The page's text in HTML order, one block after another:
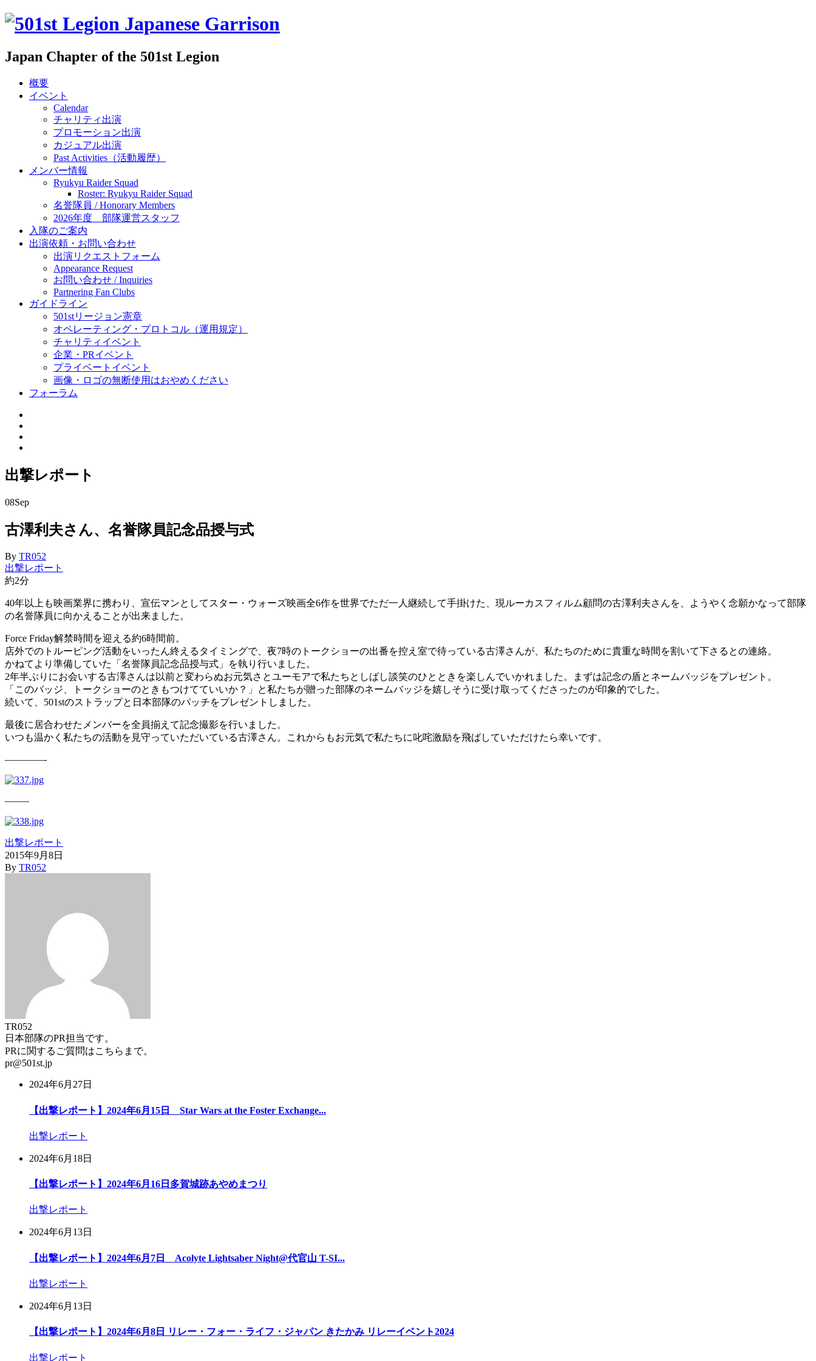
Japan Chapter of the 501st Legion
概要
イベント
Calendar
チャリティ出演
プロモーション出演
カジュアル出演
Past Activities（活動履歴）
メンバー情報
Ryukyu Raider Squad
Roster: Ryukyu Raider Squad
名誉隊員 / Honorary Members
2026年度 部隊運営スタッフ
入隊のご案内
出演依頼・お問い合わせ
出演リクエストフォーム
Appearance Request
お問い合わせ / Inquiries
Partnering Fan Clubs
ガイドライン
501stリージョン憲章
オペレーティング・プロトコル（運用規定）
チャリティイベント
企業・PRイベント
プライベートイベント
画像・ロゴの無断使用はおやめください
フォーラム
出撃レポート
08Sep
古澤利夫さん、名誉隊員記念品授与式
By TR052
出撃レポート
約2分
40年以上も映画業界に携わり、宣伝マンとしてスター・ウォーズ映画全6作を世界でただ一人継続して手掛けた、現ルーカスフィルム顧問の古澤利夫さんを、ようやく念願かなって部隊
の名誉隊員に向かえることが出来ました。
Force Friday解禁時間を迎える約6時間前。
店外でのトルーピング活動をいったん終えるタイミングで、夜7時のトークショーの出番を控え室で待っている古澤さんが、私たちのために貴重な時間を割いて下さるとの連絡。
かねてより準備していた「名誉隊員記念品授与式」を執り行いました。
2年半ぶりにお会いする古澤さんは以前と変わらぬお元気さとユーモアで私たちとしばし談笑のひとときを楽しんでいかれました。まずは記念の盾とネームバッジをプレゼント。
「このバッジ、トークショーのときもつけてていいか？」と私たちが贈った部隊のネームバッジを嬉しそうに受け取ってくださったのが印象的でした。
続いて、501stのストラップと日本部隊のパッチをプレゼントしました。
最後に居合わせたメンバーを全員揃えて記念撮影を行いました。
いつも温かく私たちの活動を見守っていただいている古澤さん。これからもお元気で私たちに叱咤激励を飛ばしていただけたら幸いです。
————-
——–
出撃レポート
2015年9月8日
By TR052
TR052
日本部隊のPR担当です。
PRに関するご質問はこちらまで。
pr@501st.jp
2024年6月27日
【出撃レポート】2024年6月15日 Star Wars at the Foster Exchange...
出撃レポート
2024年6月18日
【出撃レポート】2024年6月16日多賀城跡あやめまつり
出撃レポート
2024年6月13日
【出撃レポート】2024年6月7日 Acolyte Lightsaber Night@代官山 T-SI...
出撃レポート
2024年6月13日
【出撃レポート】2024年6月8日 リレー・フォー・ライフ・ジャパン きたかみ リレーイベント2024
出撃レポート